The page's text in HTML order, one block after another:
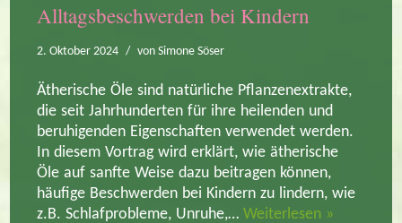
Alltagsbeschwerden bei Kindern
2. Oktober 2024 vonSimone Söser
Ätherische Öle sind natürliche Pflanzenextrakte,
die seit Jahrhunderten für ihre heilenden und
beruhigenden Eigenschaften verwendet werden.
In diesem Vortrag wird erklärt, wie ätherische
Öle auf sanfte Weise dazu beitragen können,
häufige Beschwerden bei Kindern zu lindern, wie
z.B. Schlafprobleme, Unruhe,…Weiterlesen »